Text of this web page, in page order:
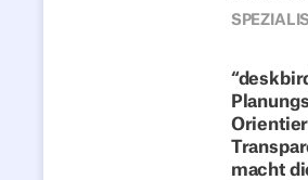
Schreibtisch zur
Zusammenarbeit:
Wie 4flow Hybrid
TEAM,
macht